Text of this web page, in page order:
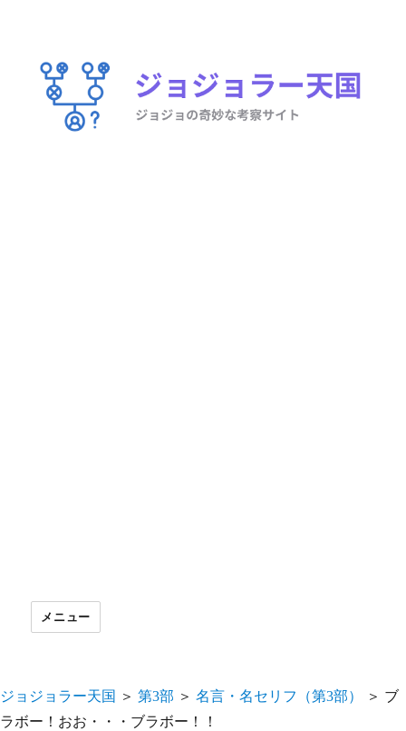
メニュー
ジョジョラー天国 ＞ 第3部 ＞ 名言・名セリフ（第3部） ＞ ブ
ラボー！おお・・・ブラボー！！